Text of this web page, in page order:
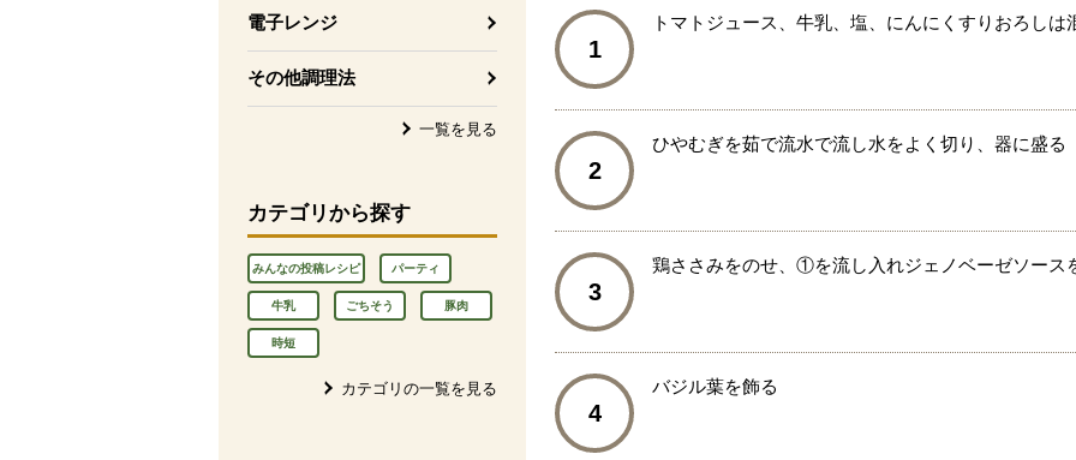
電子レンジ
その他調理法
一覧を見る
カテゴリから探す
みんなの投稿レシピ パーティ
牛乳 ごちそう 豚肉
時短
カテゴリの一覧を見る
1
トマトジュース、牛乳、塩、にんにくすりおろしは
2
ひやむぎを茹で流水で流し水をよく切り、器に盛る
3
鶏ささみをのせ、①を流し入れジェノベーゼソース
4
バジル葉を飾る